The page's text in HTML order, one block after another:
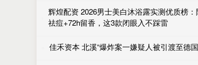
辉煌配资 2026男士美白沐浴露实测优质榜
祛痘+72h留香，这3款闭眼入不踩雷
佳禾资本 北溪“爆炸案一嫌疑人被引渡至德